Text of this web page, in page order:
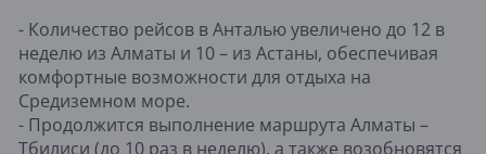
- Количество рейсов в Анталью увеличено до 12 в
неделю из Алматы и 10 – из Астаны, обеспечивая
комфортные возможности для отдыха на
Средиземном море.
- Продолжится выполнение маршрута Алматы –
Тбилиси (до 10 раз в неделю), а также возобновятся